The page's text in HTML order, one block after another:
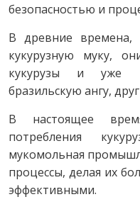
безопасностью и
В древние времена,
кукурузную муку,
кукурузы и уже
бразильскую ангу,
В настоящее
потребления
мукомольная
процессы, делая их
эффективными.